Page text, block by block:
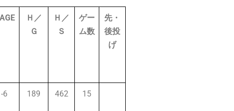
Ｈ／
Ｇ
Ｈ／
Ｓ
ゲー
ム数
先・
後投
げ
6 189 462 15